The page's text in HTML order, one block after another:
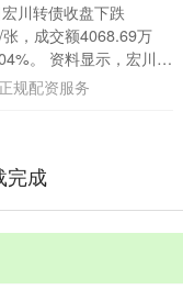
川转债收盘下跌
，成交额4068.69万
。 资料显示，宏川转
....
正规配资服务
完成